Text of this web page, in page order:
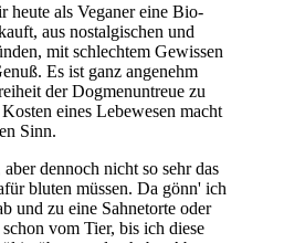
heute als Veganer eine Bio-
aus nostalgischen und
mit schlechtem Gewissen
Es ist ganz angenehm
der Dogmenuntreue zu
eines Lebewesen macht
Sinn.
dennoch nicht so sehr das
bluten müssen. Da gönn' ich
und zu eine Sahnetorte oder
vom Tier, bis ich diese